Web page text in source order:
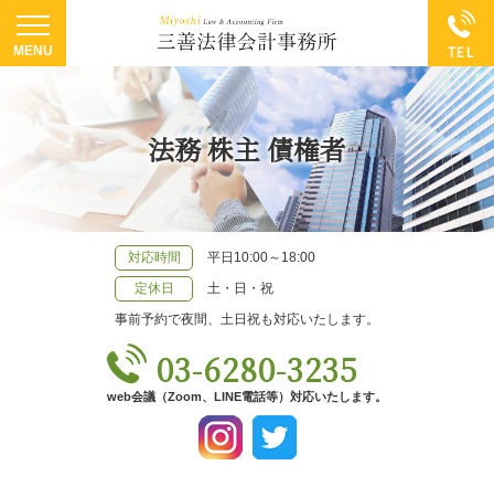
法務 株主 債権者
対応時間
平日10:00～18:00
定休日
土・日・祝
事前予約で夜間、土日祝も対応いたします。
03-6280-3235
web会議（Zoom、LINE電話等）対応いたします。